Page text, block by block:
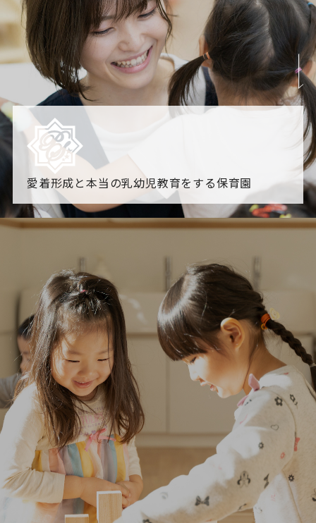
愛着形成と本当の乳幼児教育をする保育園
園からのお知らせ
「すくすく子育て」でリトルスター保育園が紹介されま
各園のブログ
2026.08.06 赤しそジュース作り～にじ組～2026.08.0
5 【そら組】誕生会
一覧を見る